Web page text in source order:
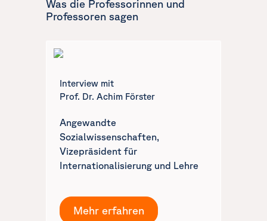
Was die Professorinnen und
Professoren sagen
Interview mit
Prof. Dr. Achim Förster
Angewandte
Sozialwissenschaften,
Vizepräsident für
Internationalisierung und Lehre
Mehr erfahren